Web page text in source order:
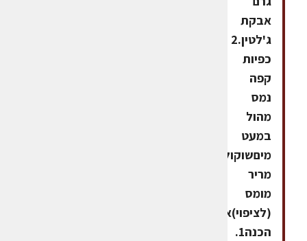
אבקת
ג'לטין.2
כפיות
קפה
נמס
מהול
במעט
מיםשוקולד
מריר
מומס
(לציפוי)אופן
הכנה1.